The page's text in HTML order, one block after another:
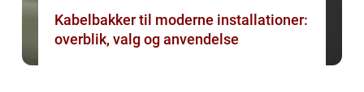
Kabelbakker til moderne installationer:
overblik, valg og anvendelse